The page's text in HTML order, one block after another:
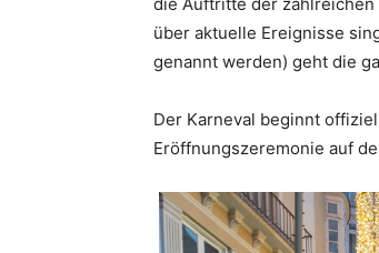
über aktuelle Ereignisse
genannt werden) geht die
Der Karneval beginnt
Eröffnungszeremonie auf